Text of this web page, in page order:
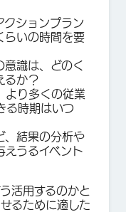
クションプラン
らいの時間を要
意識は、どのく
るか？
より多くの従業
る時期はいつ
、結果の分析や
えうるイベント
活用するのかと
るために適した